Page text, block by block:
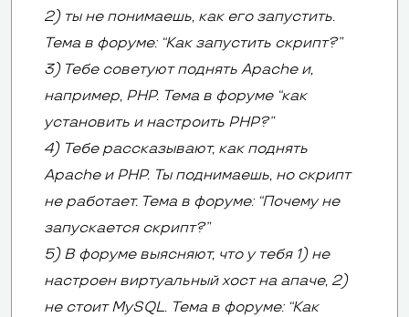
2) ты не понимаешь, как его запустить.
Тема в форуме: “Как запустить скрипт?”
3) Тебе советуют поднять Apache и,
например, PHP. Тема в форуме “как
установить и настроить PHP?”
4) Тебе рассказывают, как поднять
Apache и PHP. Ты поднимаешь, но скрипт
не работает. Тема в форуме: “Почему не
запускается скрипт?”
5) В форуме выясняют, что у тебя 1) не
настроен виртуальный хост на апаче, 2)
не стоит MySQL. Тема в форуме: “Как